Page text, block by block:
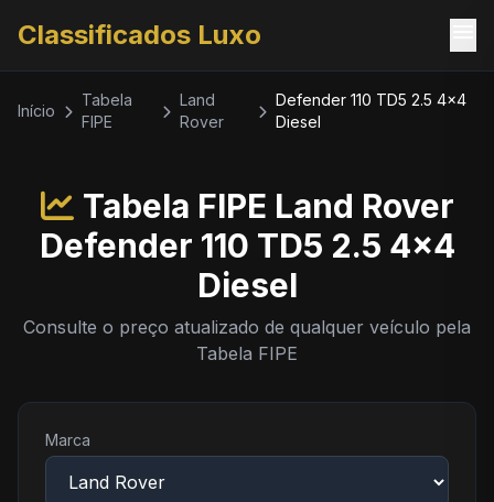
Classificados Luxo
Início
Tabela
FIPE
Land
Rover
Defender 110 TD5 2.5 4x4
Diesel
Tabela FIPE Land Rover
Defender 110 TD5 2.5 4x4
Diesel
Consulte o preço atualizado de qualquer veículo pela
Tabela FIPE
Marca